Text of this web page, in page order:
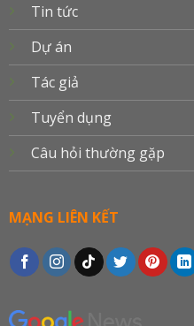
Tin tức
Dự án
Tác giả
Tuyển dụng
Câu hỏi thường gặp
MẠNG LIÊN KẾT